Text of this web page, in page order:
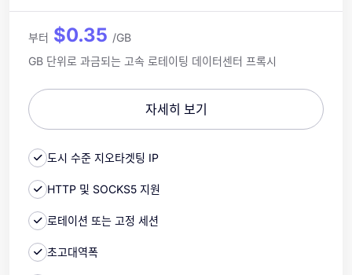
부터 $0.35 /GB
GB 단위로 과금되는 고속 로테이팅 데이터센터 프록시
자세히 보기
도시 수준 지오타겟팅 IP
HTTP 및 SOCKS5 지원
로테이션 또는 고정 세션
초고대역폭